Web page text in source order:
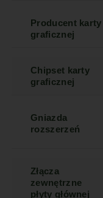
Producent karty
graficznej
Chipset karty
graficznej
Gniazda
rozszerzeń
Złącza
zewnętrzne
płyty głównej